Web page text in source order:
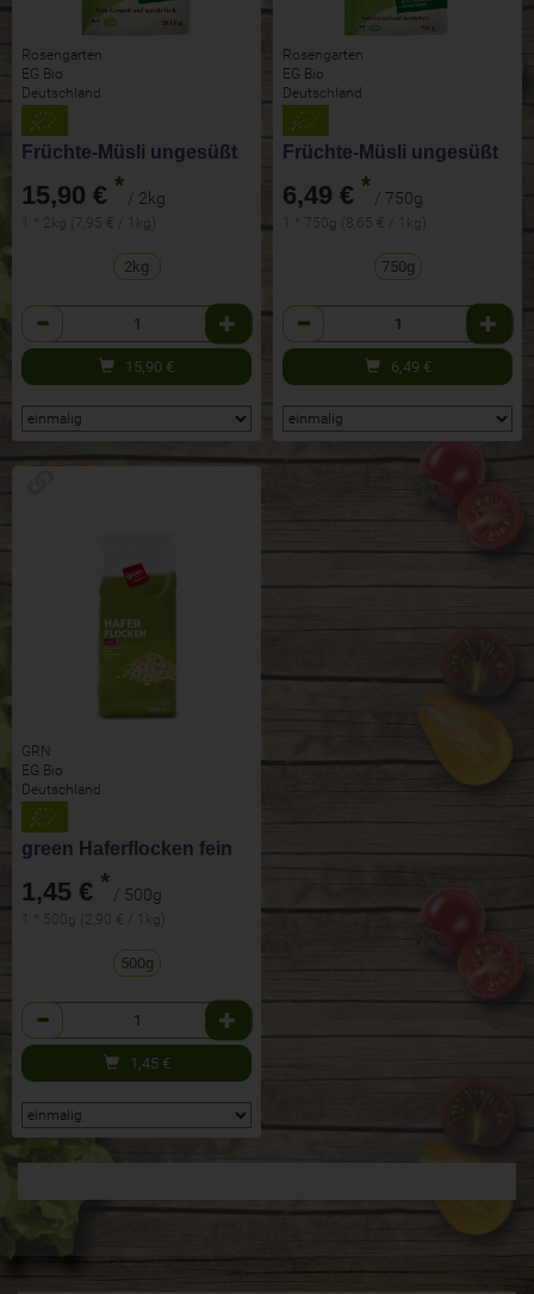
Rosengarten
EG Bio
Deutschland
Früchte-Müsli ungesüßt
15,90 € * / 2kg
1 * 2kg (7,95 € / 1kg)
2kg
Anzahl
15,90 €
Rosengarten
EG Bio
Deutschland
Früchte-Müsli ungesüßt
6,49 € * / 750g
1 * 750g (8,65 € / 1kg)
750g
Anzahl
6,49 €
GRN
EG Bio
Deutschland
green Haferflocken fein
1,45 € * / 500g
1 * 500g (2,90 € / 1kg)
500g
Anzahl
1,45 €